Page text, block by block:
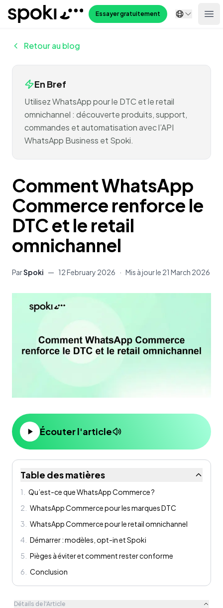
Spoki Essayer gratuitement
Retour au blog
En Bref
Utilisez WhatsApp pour le DTC et le retail
omnichannel : découverte produits, support,
commandes et automatisation avec l’API
WhatsApp Business et Spoki.
Comment WhatsApp
Commerce renforce le
DTC et le retail
omnichannel
ParSpoki — 12 February 2026 · Mis à jour le 21 March 2026
Écouter l'article
Table des matières
1
Qu’est-ce que WhatsApp Commerce ?
2
WhatsApp Commerce pour les marques DTC
3
WhatsApp Commerce pour le retail omnichannel
4
Démarrer : modèles, opt-in et Spoki
5
Pièges à éviter et comment rester conforme
6
Conclusion
Détails de l'Article